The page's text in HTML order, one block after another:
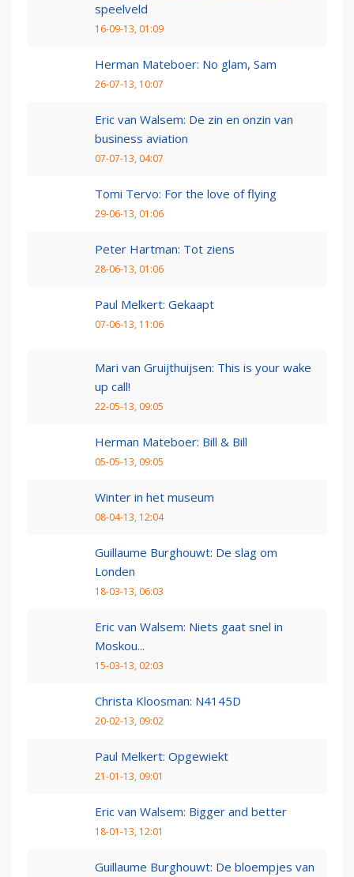
speelveld
16-09-13, 01:09
Herman Mateboer: No glam, Sam
26-07-13, 10:07
Eric van Walsem: De zin en onzin van
business aviation
07-07-13, 04:07
Tomi Tervo: For the love of flying
29-06-13, 01:06
Peter Hartman: Tot ziens
28-06-13, 01:06
Paul Melkert: Gekaapt
07-06-13, 11:06
Mari van Gruijthuijsen: This is your wake
up call!
22-05-13, 09:05
Herman Mateboer: Bill & Bill
05-05-13, 09:05
Winter in het museum
08-04-13, 12:04
Guillaume Burghouwt: De slag om
Londen
18-03-13, 06:03
Eric van Walsem: Niets gaat snel in
Moskou...
15-03-13, 02:03
Christa Kloosman: N4145D
20-02-13, 09:02
Paul Melkert: Opgewiekt
21-01-13, 09:01
Eric van Walsem: Bigger and better
18-01-13, 12:01
Guillaume Burghouwt: De bloempjes van